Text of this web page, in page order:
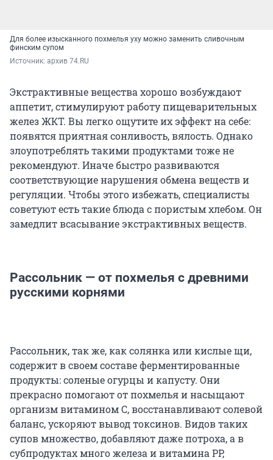
Для более изысканного похмелья уху можно заменить сливочным
финским супом
Источник: архив 74.RU
Экстрактивные вещества хорошо возбуждают
аппетит, стимулируют работу пищеварительных
желез ЖКТ. Вы легко ощутите их эффект на себе:
появятся приятная сонливость, вялость. Однако
злоупотреблять такими продуктами тоже не
рекомендуют. Иначе быстро развиваются
соответствующие нарушения обмена веществ и
регуляции. Чтобы этого избежать, специалисты
советуют есть такие блюда с пористым хлебом. Он
замедлит всасывание экстрактивных веществ.
Рассольник — от похмелья с древними
русскими корнями
Рассольник, так же, как солянка или кислые щи,
содержит в своем составе ферментированные
продукты: соленые огурцы и капусту. Они
прекрасно помогают от похмелья и насыщают
организм витамином С, восстанавливают солевой
баланс, ускоряют вывод токсинов. Видов таких
супов множество, добавляют даже потроха, а в
субпродуктах много железа и витамина РР,